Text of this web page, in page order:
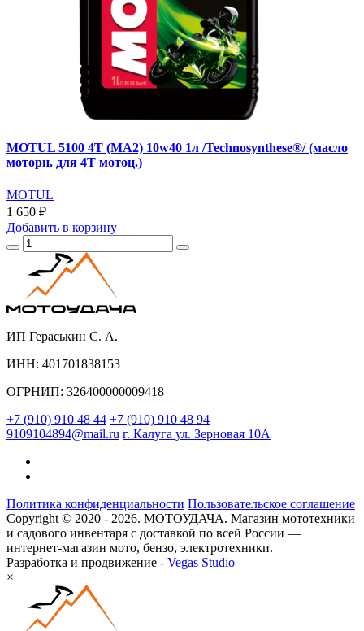
MOTUL 5100 4T (MA2) 10w40 1л /Technosynthese®/ (масло
моторн. для 4T мотоц.)
MOTUL
1 650 ₽
Добавить в корзину
ИП Гераськин С. А.
ИНН: 401701838153
ОГРНИП: 326400000009418
+7 (910) 910 48 44 +7 (910) 910 48 94
9109104894@mail.ru г. Калуга ул. Зерновая 10А
Политика конфиденциальности Пользовательское соглашение
Copyright © 2020 - 2026. МОТОУДАЧА. Магазин мототехники
и садового инвентаря с доставкой по всей России —
интернет-магазин мото, бензо, электротехники.
Разработка и продвижение - Vegas Studio
×